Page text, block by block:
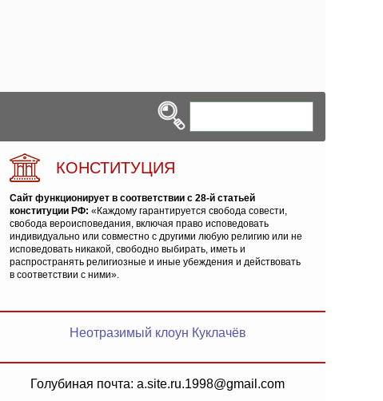
КОНСТИТУЦИЯ
Сайт функционирует в соответствии с 28-й статьей
конституции РФ: «Каждому гарантируется свобода совести,
свобода вероисповедания, включая право исповедовать
индивидуально или совместно с другими любую религию или не
исповедовать никакой, свободно выбирать, иметь и
распространять религиозные и иные убеждения и действовать
в соответствии с ними».
Неотразимый клоун Куклачёв
Голубиная почта: a.site.ru.1998@gmail.com